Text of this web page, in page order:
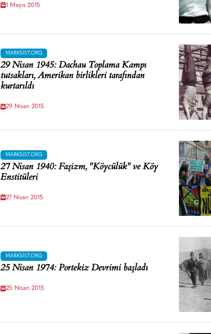
1 Mayıs 2015
MARKSIST.ORG
29 Nisan 1945: Dachau Toplama Kampı
tutsakları, Amerikan birlikleri tarafından
kurtarıldı
29 Nisan 2015
MARKSIST.ORG
27 Nisan 1940: Faşizm, "Köycülük" ve Köy
Enstitüleri
27 Nisan 2015
MARKSIST.ORG
25 Nisan 1974: Portekiz Devrimi başladı
25 Nisan 2015